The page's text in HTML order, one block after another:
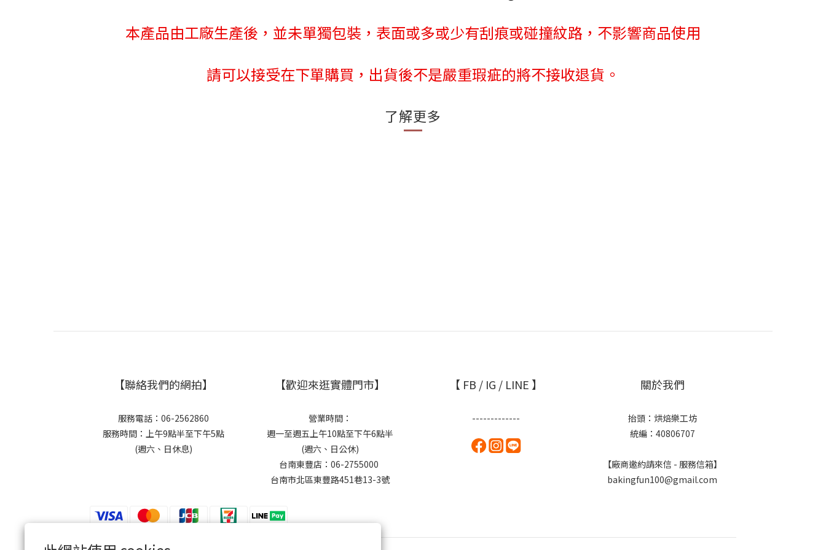
本產品由工廠生產後，並未單獨包裝，表面或多或少有刮痕或碰撞紋路，不影響商品使用
請可以接受在下單購買，出貨後不是嚴重瑕疵的將不接收退貨。
了解更多
【聯絡我們的網拍】
服務電話：06-2562860
服務時間：上午9點半至下午5點
(週六、日休息)
【歡迎來逛實體門市】
營業時間：
週一至週五上午10點至下午6點半
(週六、日公休)
台南東豐店：06-2755000
台南市北區東豐路451巷13-3號
【 FB / IG / LINE 】
-------------
關於我們
抬頭：烘焙樂工坊
統編：40806707
【廠商邀約請來信 - 服務信箱】
bakingfun100@gmail.com